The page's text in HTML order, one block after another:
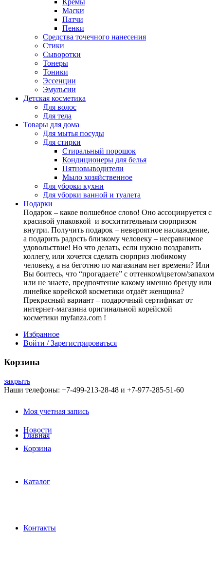
Кремы
Маски
Патчи
Пенки
Средства точечного нанесения
Стики
Сыворотки
Тонеры
Тоники
Эссенции
Эмульсии
Детская косметика
Для волос
Для тела
Товары для дома
Для мытья посуды
Для стирки
Стиральный порошок
Кондиционеры для белья
Пятновыводители
Мыло хозяйственное
Для уборки кухни
Для уборки ванной и туалета
Подарки
Подарок – какое волшебное слово! Оно ассоциируется с
красивой упаковкой и восхитительным сюрпризом
внутри. Получить подарок – невероятное наслаждение,
а подарить радость близкому человеку – несравнимое
удовольствие! Но что делать, если нужно поздравить
коллегу, или хочется сделать сюрприз любимому
человеку, а на беготню по магазинам нет времени? Или
Вы боитесь, что “прогадаете” с оттенком/цветом/запахом
или не знаете, предпочтение какому именно бренду или
линейке корейской косметики отдаёт женщина?
Прекрасный вариант – подарочный сертификат от
интернет-магазина оригинальной корейской
косметики myfanza.com !
Избранное
Войти / Зарегистрироваться
Корзина
закрыть
Наши телефоны: +7-499-213-28-48 и +7-977-285-51-60
Моя учетная запись
Новости
Корзина
Главная
Каталог
Контакты